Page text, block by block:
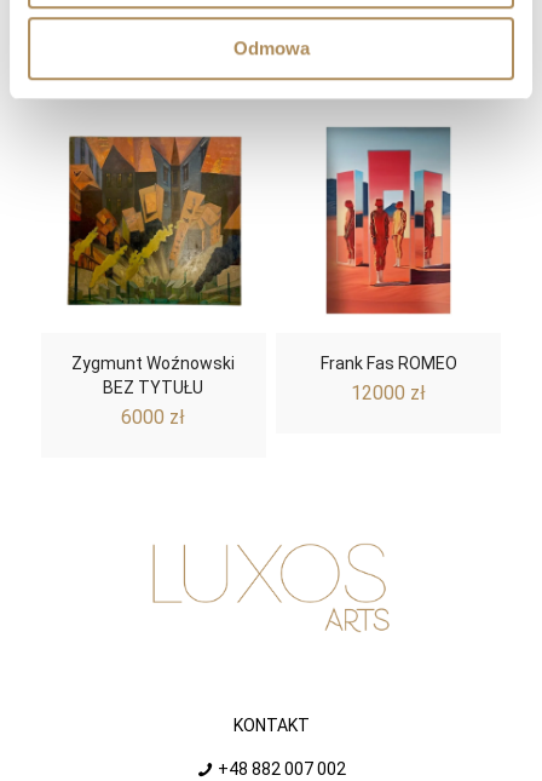
Odmowa
TRAKTORZYSTA
12000zł
Zygmunt Woźnowski
BEZ TYTUŁU
6000 zł
Frank Fas ROMEO
12000 zł
KONTAKT
+48 882 007 002